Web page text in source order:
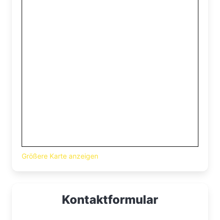
Größere Karte anzeigen
Kontaktformular